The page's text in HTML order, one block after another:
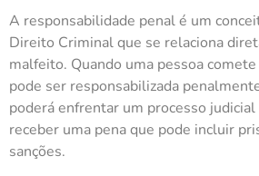
A responsabilidade penal é um
Direito Criminal que se relaciona
malfeito. Quando uma pessoa
pode ser responsabilizada
poderá enfrentar um processo judicial
receber uma pena que pode incluir
sanções.